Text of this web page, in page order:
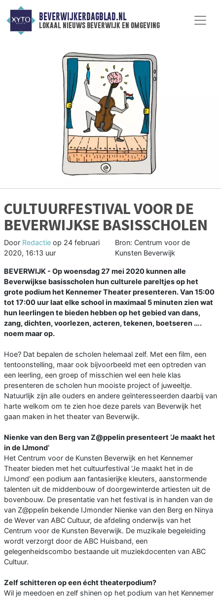
BEVERWIJKERDAGBLAD.NL
lokaal nieuws beverwijk en omgeving
CULTUURFESTIVAL VOOR DE
BEVERWIJKSE BASISSCHOLEN
Door Redactie op 24 februari
2020, 16:13 uur
Bron: Centrum voor de
Kunsten Beverwijk
BEVERWIJK - Op woensdag 27 mei 2020 kunnen alle
Beverwijkse basisscholen hun culturele pareltjes op het
grote podium het Kennemer Theater presenteren. Van 15:00
tot 17:00 uur laat elke school in maximaal 5 minuten zien wat
hun leerlingen te bieden hebben op het gebied van dans,
zang, dichten, voorlezen, acteren, tekenen, boetseren ….
noem maar op.
Hoe? Dat bepalen de scholen helemaal zelf. Met een film, een
tentoonstelling, maar ook bijvoorbeeld met een optreden van
een leerling, een groep of misschien wel een hele klas
presenteren de scholen hun mooiste project of juweeltje.
Natuurlijk zijn alle ouders en andere geïnteresseerden daarbij van
harte welkom om te zien hoe deze parels van Beverwijk het
gaan maken in het theater van Beverwijk.
Nienke van den Berg van Z@ppelin presenteert ‘Je maakt het
in de IJmond’
Het Centrum voor de Kunsten Beverwijk en het Kennemer
Theater bieden met het cultuurfestival ‘Je maakt het in de
IJmond’ een podium aan fantasierijke kleuters, aanstormende
talenten uit de middenbouw of doorgewinterde artiesten uit de
bovenbouw. De presentatie van het festival is in handen van de
van Z@ppelin bekende IJmonder Nienke van den Berg en Ninya
de Wever van ABC Cultuur, de afdeling onderwijs van het
Centrum voor de Kunsten Beverwijk. De muzikale begeleiding
wordt verzorgt door de ABC Huisband, een
gelegenheidscombo bestaande uit muziekdocenten van ABC
Cultuur.
Zelf schitteren op een écht theaterpodium?
Wil je meedoen en zelf shinen op het podium van het Kennemer